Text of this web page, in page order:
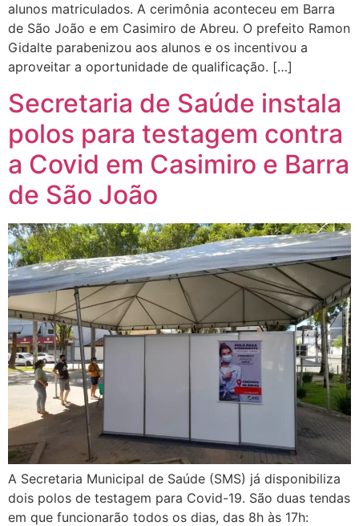
alunos matriculados. A cerimônia aconteceu em Barra
de São João e em Casimiro de Abreu. O prefeito Ramon
Gidalte parabenizou aos alunos e os incentivou a
aproveitar a oportunidade de qualificação. […]
Secretaria de Saúde instala
polos para testagem contra
a Covid em Casimiro e Barra
de São João
A Secretaria Municipal de Saúde (SMS) já disponibiliza
dois polos de testagem para Covid-19. São duas tendas
em que funcionarão todos os dias, das 8h às 17h: